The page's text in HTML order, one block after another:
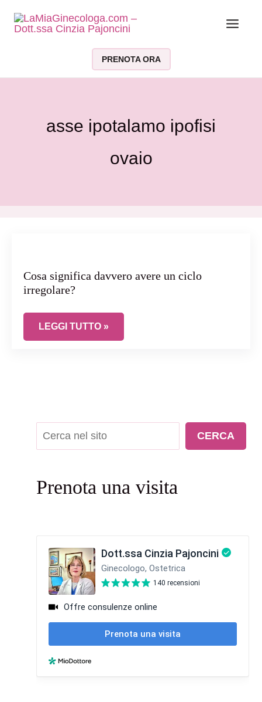
PRENOTA ORA
asse ipotalamo ipofisi
ovaio
Cosa significa davvero avere un ciclo
irregolare?
COSA SIGNIFICA DAVVERO AVERE UN CICLO
LEGGI TUTTO »
Cerca CERCA
Prenota una visita